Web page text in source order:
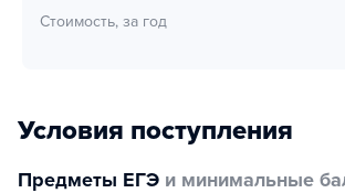
Стоимость, за год
Условия поступления
Предметы ЕГЭ и минимальные